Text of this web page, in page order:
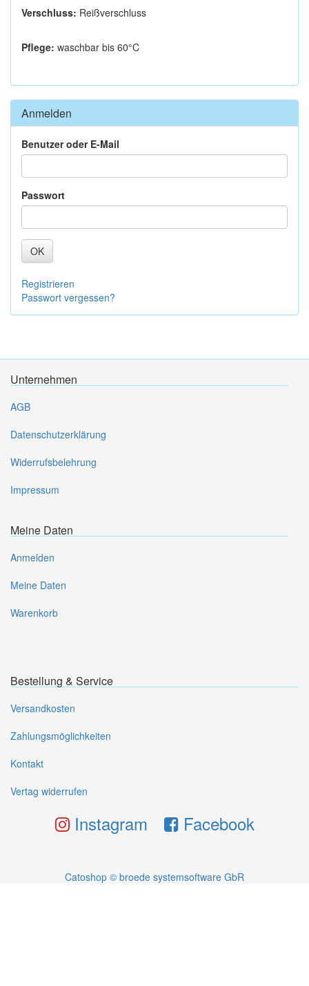
Verschluss: Reißverschluss
Pflege: waschbar bis 60°C
Anmelden
Benutzer oder E-Mail
Passwort
OK
Registrieren
Passwort vergessen?
Unternehmen
AGB
Datenschutzerklärung
Widerrufsbelehrung
Impressum
Meine Daten
Anmelden
Meine Daten
Warenkorb
Bestellung & Service
Versandkosten
Zahlungsmöglichkeiten
Kontakt
Vertag widerrufen
Instagram Facebook
Catoshop © broede systemsoftware GbR